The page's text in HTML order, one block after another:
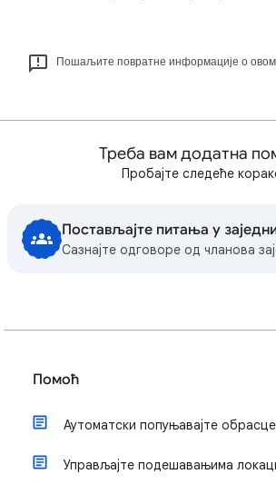
Пошаљите повратне информације о овом
Треба вам додатна
Пробајте следеће
Постављајте питања у
Сазнајте одговоре од чланова
Помоћ
Аутоматски попуњавајте
Управљајте подешавањима